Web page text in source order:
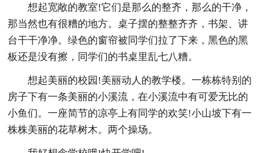
想起宽敞的教室!它们是那么的整齐，那么的干净，
那当然也有很糟的地方。桌子摆的整整齐齐，书架、讲
台干干净净。绿色的窗帘被同学们拉了下来，黑色的黑
板还是没有擦，同学们的书桌里乱七八糟。
想起美丽的校园!美丽动人的教学楼。一栋栋特别的
房子下有一条美丽的小溪流，在小溪流中有可爱无比的
小鱼们。一座简节的凉亭上有同学的欢笑!小山坡下有一
株株美丽的花草树木。两个操场。